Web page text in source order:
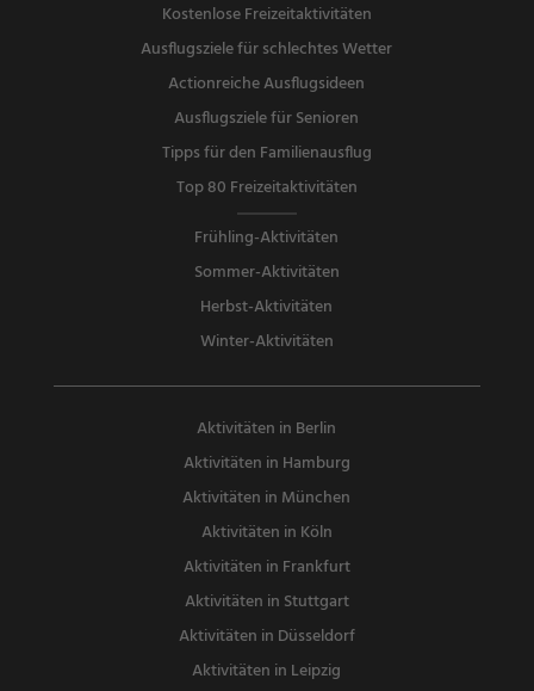
Kostenlose Freizeitaktivitäten
Ausflugsziele für schlechtes Wetter
Actionreiche Ausflugsideen
Ausflugsziele für Senioren
Tipps für den Familienausflug
Top 80 Freizeitaktivitäten
Frühling-Aktivitäten
Sommer-Aktivitäten
Herbst-Aktivitäten
Winter-Aktivitäten
Aktivitäten in Berlin
Aktivitäten in Hamburg
Aktivitäten in München
Aktivitäten in Köln
Aktivitäten in Frankfurt
Aktivitäten in Stuttgart
Aktivitäten in Düsseldorf
Aktivitäten in Leipzig